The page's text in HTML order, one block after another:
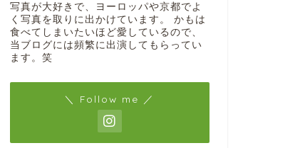
写真が大好きで、ヨーロッパや京都でよ
く写真を取りに出かけています。 かもは
食べてしまいたいほど愛しているので、
当ブログには頻繁に出演してもらってい
ます。笑
＼ Follow me ／